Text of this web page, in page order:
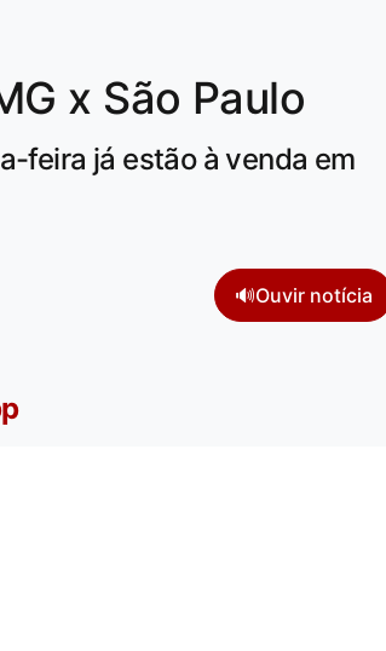
x São Paulo
feira já estão à venda em
🔊Ouvir notícia